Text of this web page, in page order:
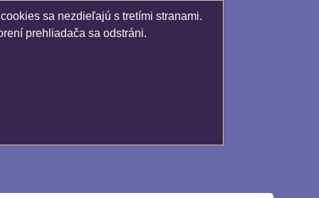
sa nezdieľajú s tretími stranami.
prehliadača sa odstráni.